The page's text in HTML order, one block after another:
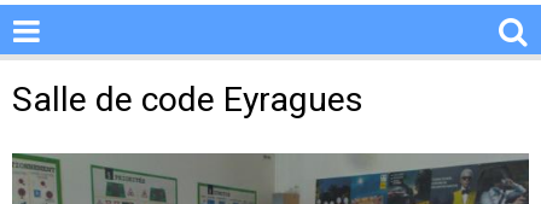
Salle de code Eyragues